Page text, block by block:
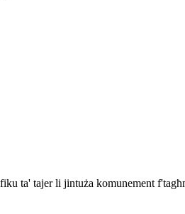
ta' tajer li jintuża komunement